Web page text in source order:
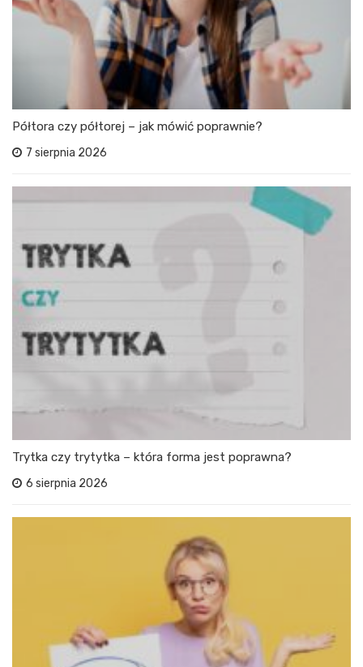
Półtora czy półtorej – jak mówić poprawnie?
7 sierpnia 2026
Trytka czy trytytka – która forma jest poprawna?
6 sierpnia 2026